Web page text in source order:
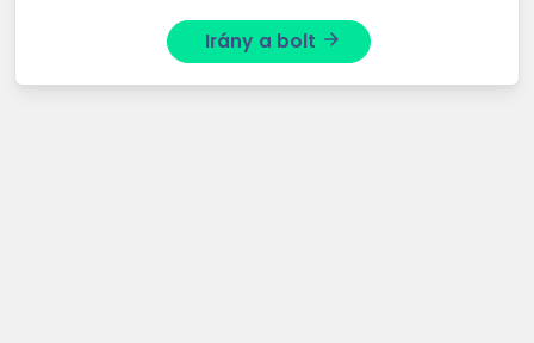
Irány a bolt arrow_forward